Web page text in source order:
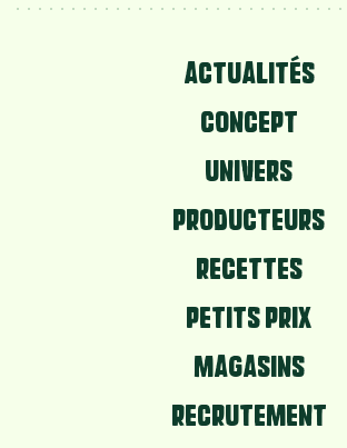
ACTUALITÉS
CONCEPT
UNIVERS
PRODUCTEURS
RECETTES
PETITS PRIX
MAGASINS
RECRUTEMENT